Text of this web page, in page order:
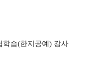
학습(한지공예) 강사